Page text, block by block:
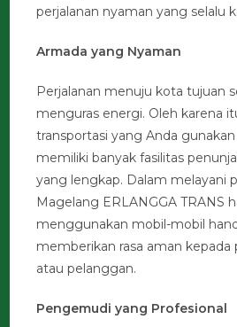
perjalanan nyaman yang selalu
Armada yang Nyaman
Perjalanan menuju kota tujuan
menguras energi. Oleh karena
transportasi yang Anda
memiliki banyak fasilitas
yang lengkap. Dalam melayani
Magelang ERLANGGA TRANS
menggunakan mobil-mobil
memberikan rasa aman kepada
atau pelanggan.
Pengemudi yang Profesional